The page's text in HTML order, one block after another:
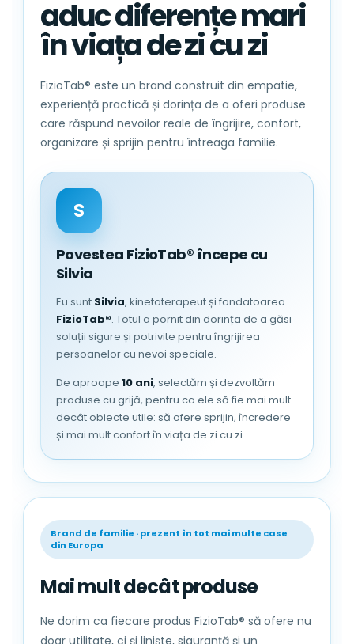
Compozitie: 100% bumbac
Dimensiune: 110x110 cm, ± 5%
Greutate: 0,34 kg,
Densitate: 230 gsm;
Design vesel si jucaus - print cu ursuleti;
Se poate spala atat manual cat si la
masina de spalat, la maxim 40°C;
Albire: NU
Curatare chimica: NU
Uscare automata: NU
Calcare: la maxim 110°C
FizioTab® – Produsele ideale pentru
micutul tau!
aduc diferențe mari
în viața de zi cu zi
FizioTab® este un brand construit din empatie,
experiență practică și dorința de a oferi produse
care răspund nevoilor reale de îngrijire, confort,
organizare și sprijin pentru întreaga familie.
S
Povestea FizioTab® începe cu
Silvia
Eu sunt Silvia, kinetoterapeut și fondatoarea
FizioTab®. Totul a pornit din dorința de a găsi
soluții sigure și potrivite pentru îngrijirea
persoanelor cu nevoi speciale.
De aproape 10 ani, selectăm și dezvoltăm
produse cu grijă, pentru ca ele să fie mai mult
decât obiecte utile: să ofere sprijin, încredere
și mai mult confort în viața de zi cu zi.
Brand de familie · prezent în tot mai multe case
din Europa
Mai mult decât produse
Ne dorim ca fiecare produs FizioTab® să ofere nu
doar utilitate, ci și liniște, siguranță și un